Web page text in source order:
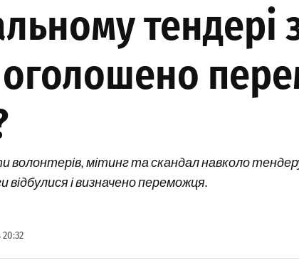
тендері
мітинг та скандал навколо
і визначено переможця.